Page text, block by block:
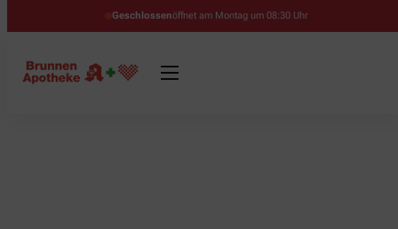
Geschlossenöffnet am Montag um 08:30 Uhr